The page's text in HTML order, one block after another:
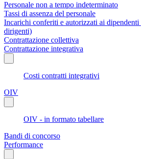
Personale non a tempo indeterminato
Tassi di assenza del personale
Incarichi conferiti e autorizzati ai
dirigenti)
Contrattazione collettiva
Contrattazione integrativa
Costi contratti integrativi
OIV
OIV - in formato tabellare
Bandi di concorso
Performance